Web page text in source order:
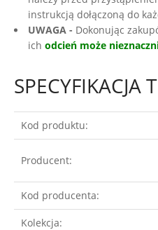
instrukcją dołączoną do
UWAGA - Dokonując
ich odcień może
SPECYFIKACJA
Kod produktu:
Producent:
Kod producenta:
Kolekcja: